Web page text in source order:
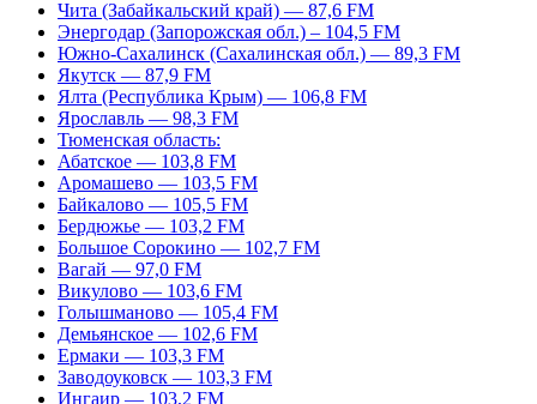
Чита (Забайкальский край) — 87,6 FM
Энергодар (Запорожская обл.) – 104,5 FM
Южно-Сахалинск (Сахалинская обл.) — 89,3 FM
Якутск — 87,9 FM
Ялта (Республика Крым) — 106,8 FM
Ярославль — 98,3 FM
Тюменская область:
Абатское — 103,8 FM
Аромашево — 103,5 FM
Байкалово — 105,5 FM
Бердюжье — 103,2 FM
Большое Сорокино — 102,7 FM
Вагай — 97,0 FM
Викулово — 103,6 FM
Голышманово — 105,4 FM
Демьянское — 102,6 FM
Ермаки — 103,3 FM
Заводоуковск — 103,3 FM
Ингаир — 103,2 FM